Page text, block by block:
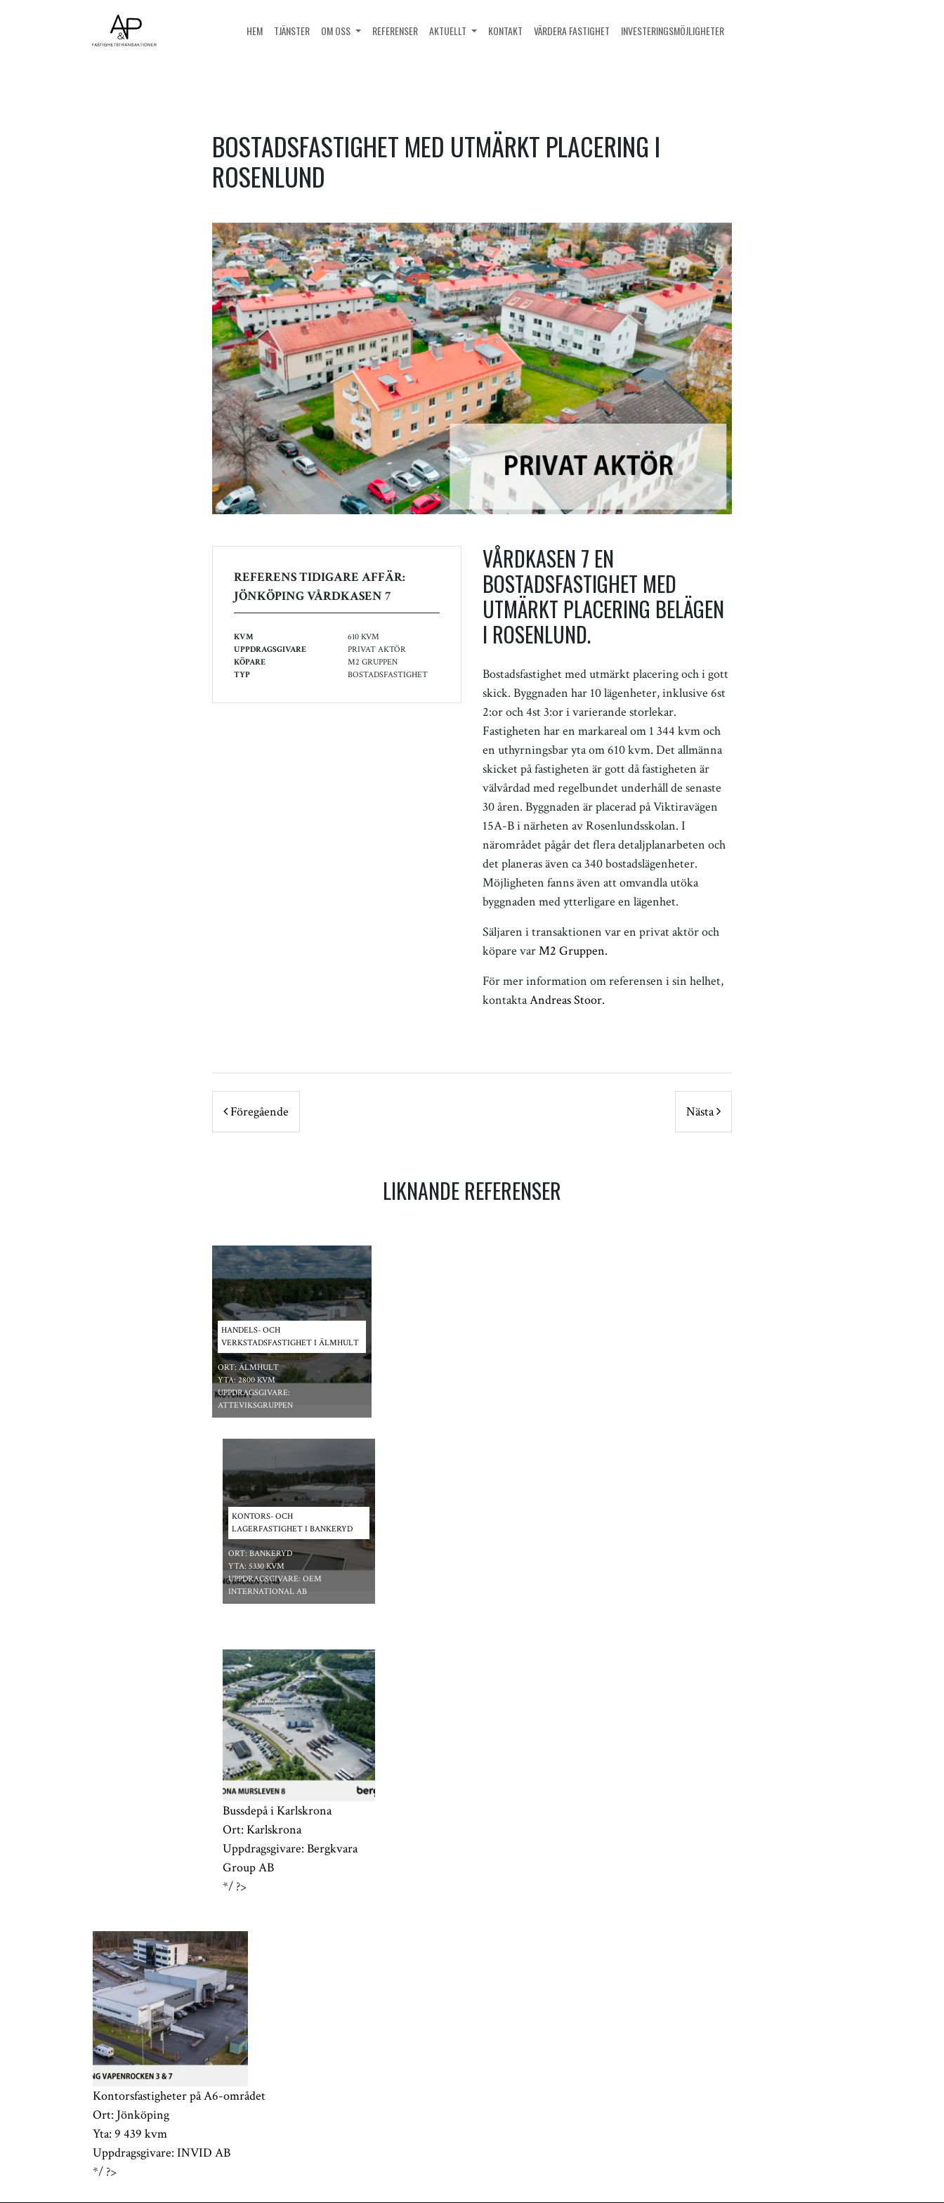
HEM TJÄNSTER OM OSS REFERENSER AKTUELLT KONTAKT VÄRDERA FASTIGHET INVESTERINGSMÖJLIGHETER
BOSTADSFASTIGHET MED UTMÄRKT PLACERING I
ROSENLUND
REFERENS TIDIGARE AFFÄR:
JÖNKÖPING VÅRDKASEN 7
KVM
610 KVM
UPPDRAGSGIVARE
PRIVAT AKTÖR
KÖPARE
M2 GRUPPEN
TYP
BOSTADSFASTIGHET
VÅRDKASEN 7 EN
BOSTADSFASTIGHET MED
UTMÄRKT PLACERING BELÄGEN
I ROSENLUND.
Bostadsfastighet med utmärkt placering och i gott
skick. Byggnaden har 10 lägenheter, inklusive 6st
2:or och 4st 3:or i varierande storlekar.
Fastigheten har en markareal om 1 344 kvm och
en uthyrningsbar yta om 610 kvm. Det allmänna
skicket på fastigheten är gott då fastigheten är
välvårdad med regelbundet underhåll de senaste
30 åren. Byggnaden är placerad på Viktiravägen
15A-B i närheten av Rosenlundsskolan. I
närområdet pågår det flera detaljplanarbeten och
det planeras även ca 340 bostadslägenheter.
Möjligheten fanns även att omvandla utöka
byggnaden med ytterligare en lägenhet.
Säljaren i transaktionen var en privat aktör och
köpare varM2 Gruppen.
För mer information om referensen i sin helhet,
kontaktaAndreas Stoor.
POST NAVIGATION
Föregående Nästa
LIKNANDE REFERENSER
HANDELS- OCH
VERKSTADSFASTIGHET I ÄLMHULT
ORT: ÄLMHULT
YTA: 2800 KVM
UPPDRAGSGIVARE:
ATTEVIKSGRUPPEN
*/ ?>
KONTORS- OCH
LAGERFASTIGHET I BANKERYD
ORT: BANKERYD
YTA: 5330 KVM
UPPDRAGSGIVARE: OEM
INTERNATIONAL AB
*/ ?>
Bussdepå i Karlskrona
Ort: Karlskrona
Uppdragsgivare: Bergkvara
Group AB
*/ ?>
Kontorsfastigheter på A6-området
Ort: Jönköping
Yta: 9 439 kvm
Uppdragsgivare: INVID AB
*/ ?>